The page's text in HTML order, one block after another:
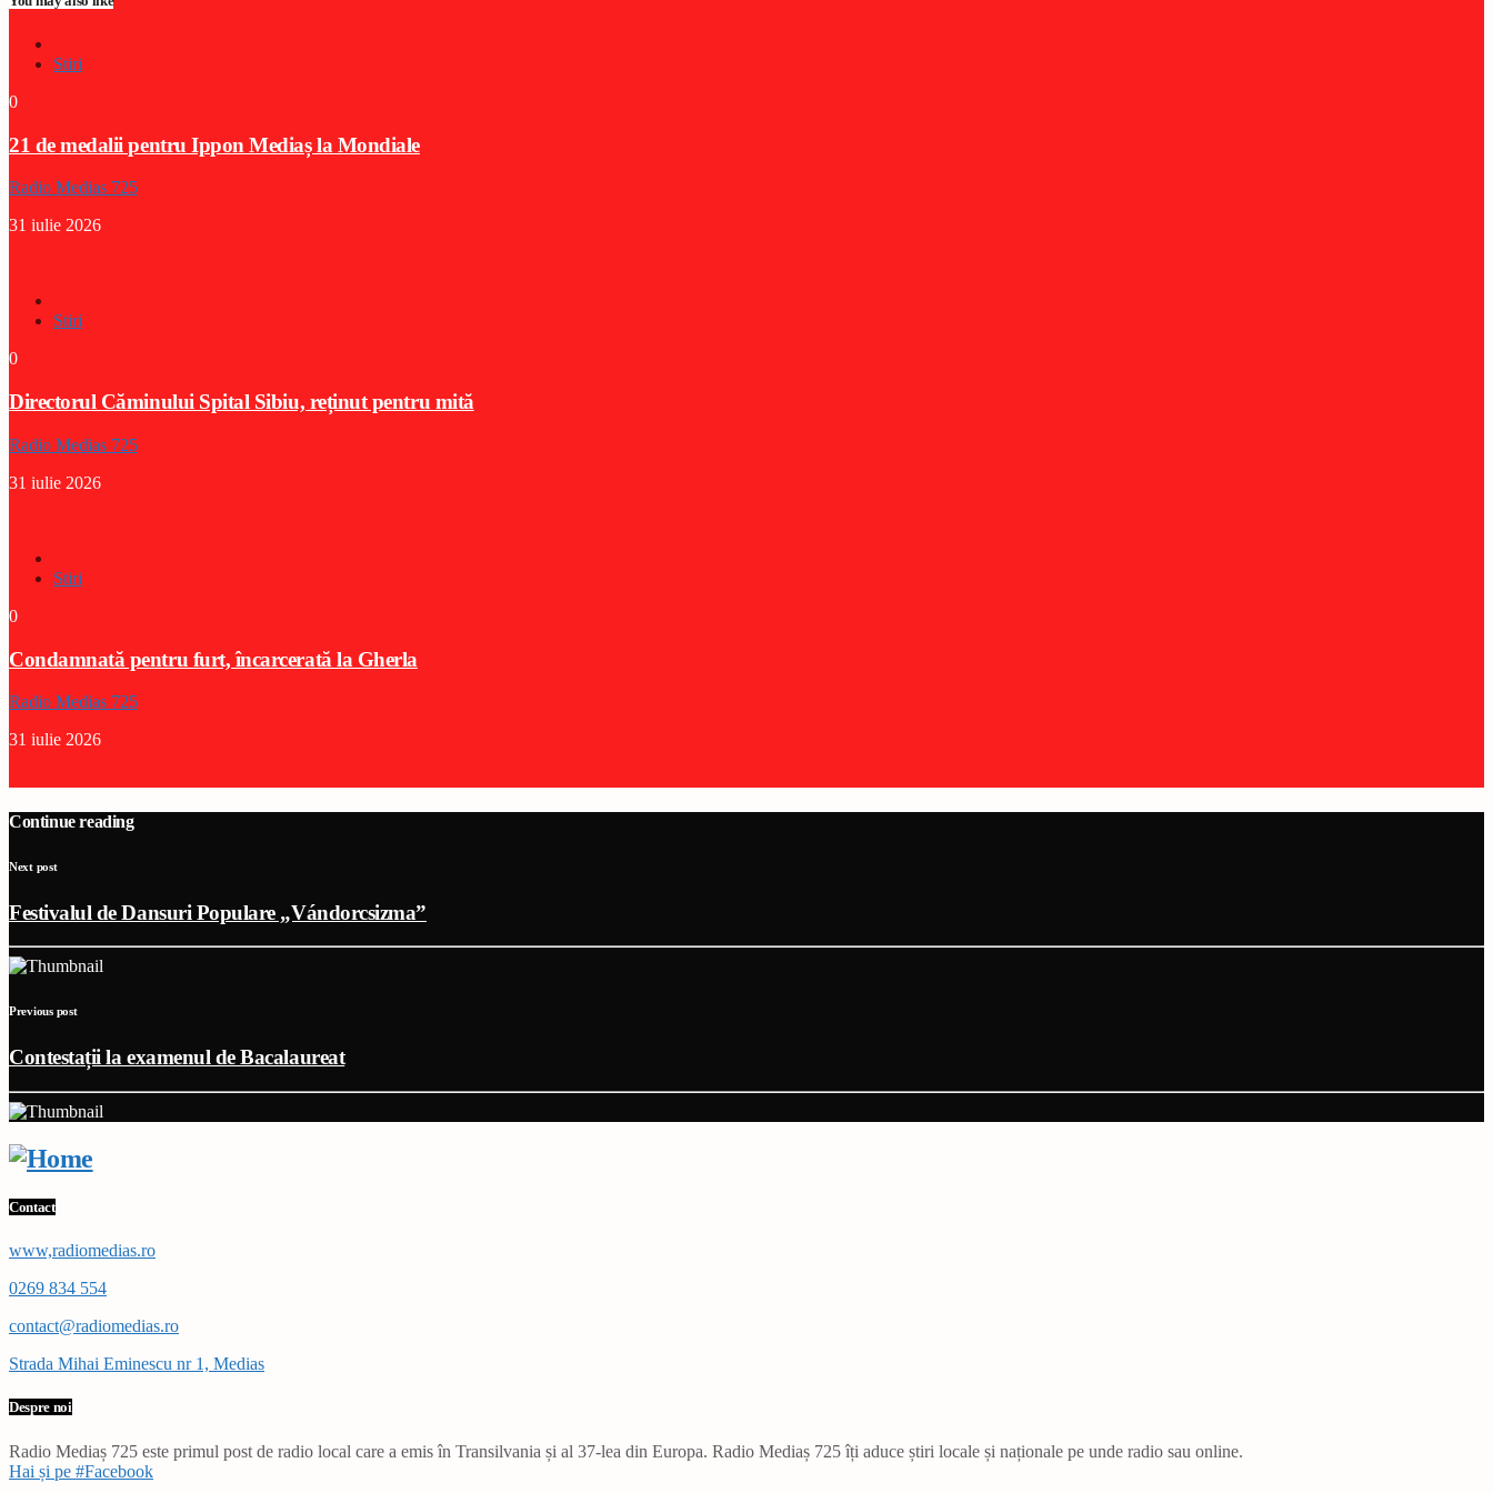
Stiri
0
21 de medalii pentru Ippon Mediaș la Mondiale
Radio Medias 725
31 iulie 2026
Stiri
0
Directorul Căminului Spital Sibiu, reținut pentru mită
Radio Medias 725
31 iulie 2026
Stiri
0
Condamnată pentru furt, încarcerată la Gherla
Radio Medias 725
31 iulie 2026
Continue reading
Next post
Festivalul de Dansuri Populare „Vándorcsizma”
Previous post
Contestații la examenul de Bacalaureat
Contact
www,radiomedias.ro
0269 834 554
contact@radiomedias.ro
Strada Mihai Eminescu nr 1, Medias
Despre noi
Radio Mediaș 725 este primul post de radio local care a emis în Transilvania și al 37-lea din Europa. Radio Mediaș 725 îți aduce știri locale și naționale pe unde radio sau online.
Hai și pe #Facebook